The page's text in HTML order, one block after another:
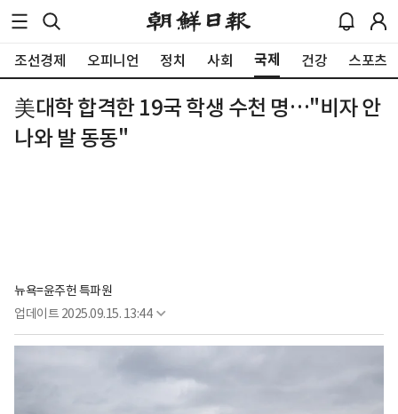
조선경제 오피니언 정치 사회 국제 건강 스포츠
美대학 합격한 19국 학생 수천 명…"비자 안
나와 발 동동"
뉴욕=윤주헌 특파원
업데이트 2025.09.15. 13:44